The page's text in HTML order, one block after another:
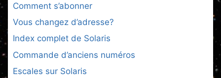
Comment s’abonner
Vous changez d’adresse?
Index complet de Solaris
Commande d’anciens numéros
Escales sur Solaris